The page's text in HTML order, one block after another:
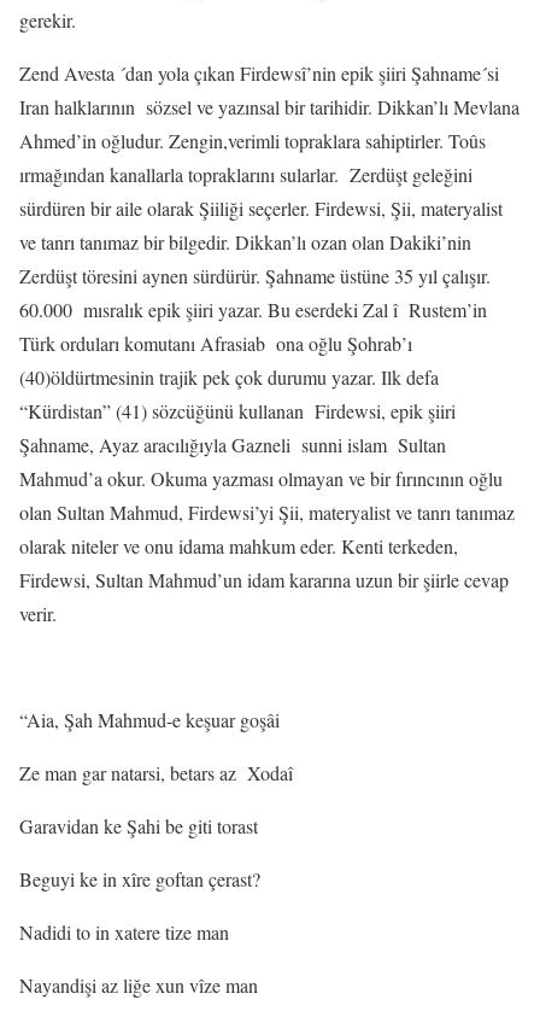
gerekir.
Zend Avesta ´dan yola çıkan Firdewsî’nin epik şiiri Şahname´si
Iran halklarının sözsel ve yazınsal bir tarihidir. Dikkan’lı Mevlana
Ahmed’in oğludur. Zengin,verimli topraklara sahiptirler. Toûs
ırmağından kanallarla topraklarını sularlar. Zerdüşt geleğini
sürdüren bir aile olarak Şiiliği seçerler. Firdewsi, Şii, materyalist
ve tanrı tanımaz bir bilgedir. Dikkan’lı ozan olan Dakiki’nin
Zerdüşt töresini aynen sürdürür. Şahname üstüne 35 yıl çalışır.
60.000 mısralık epik şiiri yazar. Bu eserdeki Zal î Rustem’in
Türk orduları komutanı Afrasiab ona oğlu Şohrab’ı
(40)öldürtmesinin trajik pek çok durumu yazar. Ilk defa
“Kürdistan” (41) sözcüğünü kullanan Firdewsi, epik şiiri
Şahname, Ayaz aracılığıyla Gazneli sunni islam Sultan
Mahmud’a okur. Okuma yazması olmayan ve bir fırıncının oğlu
olan Sultan Mahmud, Firdewsi’yi Şii, materyalist ve tanrı tanımaz
olarak niteler ve onu idama mahkum eder. Kenti terkeden,
Firdewsi, Sultan Mahmud’un idam kararına uzun bir şiirle cevap
verir.
“Aia, Şah Mahmud-e keşuar goşâi
Ze man gar natarsi, betars az Xodaî
Garavidan ke Şahi be giti torast
Beguyi ke in xîre goftan çerast?
Nadidi to in xatere tize man
Nayandişi az liğe xun vîze man